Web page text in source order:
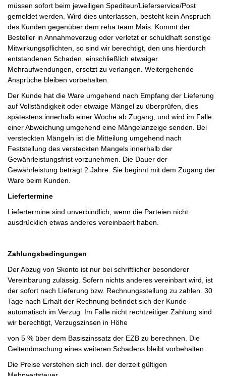
müssen sofort beim jeweiligen Spediteur/Lieferservice/Post
gemeldet werden. Wird dies unterlassen, besteht kein Anspruch
des Kunden gegenüber dem reha team Mais. Kommt der
Besteller in Annahmeverzug oder verletzt er schuldhaft sonstige
Mitwirkungspflichten, so sind wir berechtigt, den uns hierdurch
entstandenen Schaden, einschließlich etwaiger
Mehraufwendungen, ersetzt zu verlangen. Weitergehende
Ansprüche bleiben vorbehalten.
Der Kunde hat die Ware umgehend nach Empfang der Lieferung
auf Vollständigkeit oder etwaige Mängel zu überprüfen, dies
spätestens innerhalb einer Woche ab Zugang, und wird im Falle
einer Abweichung umgehend eine Mängelanzeige senden. Bei
versteckten Mängeln ist die Mitteilung umgehend nach
Feststellung des versteckten Mangels innerhalb der
Gewährleistungsfrist vorzunehmen. Die Dauer der
Gewährleistung beträgt 2 Jahre. Sie beginnt mit dem Zugang der
Ware beim Kunden.
Liefertermine
Liefertermine sind unverbindlich, wenn die Parteien nicht
ausdrücklich etwas anderes vereinbaert haben.
Zahlungsbedingungen
Der Abzug von Skonto ist nur bei schriftlicher besonderer
Vereinbarung zulässig. Sofern nichts anderes vereinbart wird, ist
der sofort nach Lieferung bzw. Rechnungsstellung zu zahlen. 30
Tage nach Erhalt der Rechnung befindet sich der Kunde
automatisch im Verzug. Im Falle nicht rechtzeitiger Zahlung sind
wir berechtigt, Verzugszinsen in Höhe
von 5 % über dem Basiszinssatz der EZB zu berechnen. Die
Geltendmachung eines weiteren Schadens bleibt vorbehalten.
Die Preise verstehen sich incl. der derzeit gültigen